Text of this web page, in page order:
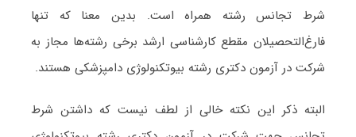
شرط تجانس رشته همراه است. بدین معنا که تنها
فارغ‌التحصیلان مقطع کارشناسی ارشد برخی رشته‌ها مجاز به
شرکت در آزمون دکتری رشته بیوتکنولوژی دامپزشکی هستند.
البته ذکر این نکته خالی از لطف نیست که داشتن شرط